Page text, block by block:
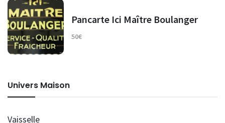
Pancarte Ici Maître Boulanger
50€
Univers Maison
Vaisselle